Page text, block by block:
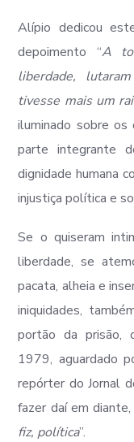
Alípio dedicou
depoimento “A
liberdade,
tivesse mais um
iluminado sobre os
parte integrante
dignidade humana
injustiça política e
Se o quiseram
liberdade, se
pacata, alheia e
iniquidades,
portão da prisão,
1979, aguardado
repórter do Jornal
fazer daí em
fiz, política”.